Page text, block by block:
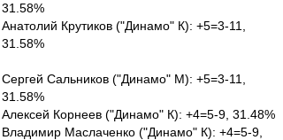
31.58%
Анатолий Крутиков ("Динамо" К): +5=3-11,
31.58%
Сергей Сальников ("Динамо" М): +5=3-11,
31.58%
Алексей Корнеев ("Динамо" К): +4=5-9, 31.48%
Владимир Маслаченко ("Динамо" К): +4=5-9,